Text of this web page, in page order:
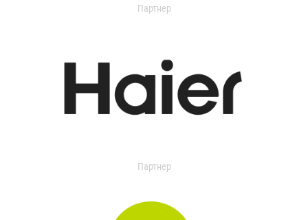
Партнер
Партнер